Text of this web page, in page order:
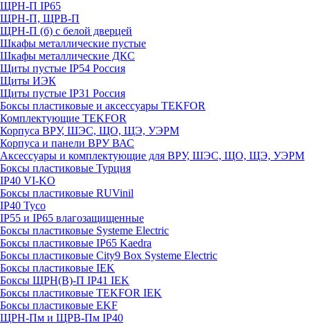
ЩРН-П IP65
ЩРН-П, ЩРВ-П
ЩРН-П (б) с белой дверцей
Шкафы металлические пустые
Шкафы металлические ДКС
Щиты пустые IP54 Россия
Щиты ИЭК
Щиты пустые IP31 Россия
Боксы пластиковые и аксессуары TEKFOR
Комплектующие TEKFOR
Корпуса ВРУ, ШЭС, ЩО, ЩЭ, УЭРМ
Корпуса и панели ВРУ ВАС
Аксессуары и комплектующие для ВРУ, ШЭС, ЩО, ЩЭ, УЭРМ
Боксы пластиковые Турция
IP40 VI-KO
Боксы пластиковые RUVinil
IP40 Тусо
IP55 и IP65 влагозащищенные
Боксы пластиковые Systeme Electric
Боксы пластиковые IP65 Kaedra
Боксы пластиковые City9 Box Systeme Electric
Боксы пластиковые IEK
Боксы ЩРН(В)-П IP41 IEK
Боксы пластиковые TEKFOR IEK
Боксы пластиковые EKF
ЩРН-Пм и ЩРВ-Пм IP40